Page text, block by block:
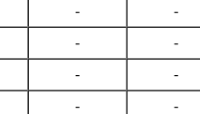
- -
- -
- -
- -